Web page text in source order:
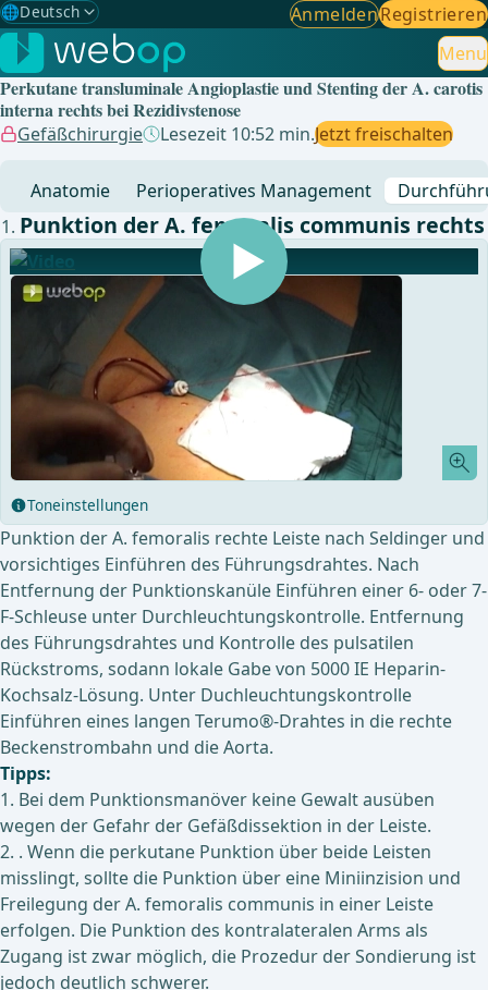
🌐Deutsch
Gewählte Sprache: Deutsch
🇩🇪 Deutsch ✓
🇬🇧English
🇪🇸Spanisch
🇧🇷Brasilianisch
AnmeldenRegistrieren
Menu
Perkutane transluminale Angioplastie und Stenting der A. carotis
interna rechts bei Rezidivstenose
Gefäßchirurgie Lesezeit 10:52 min.Jetzt freischalten
Anatomie Perioperatives Management
Punktion der A. femoralis communis rechts
Toneinstellungen
Punktion der A. femoralis rechte Leiste nach Seldinger und
vorsichtiges Einführen des Führungsdrahtes. Nach
Entfernung der Punktionskanüle Einführen einer 6- oder 7-
F-Schleuse unter Durchleuchtungskontrolle. Entfernung
des Führungsdrahtes und Kontrolle des pulsatilen
Rückstroms, sodann lokale Gabe von 5000 IE Heparin-
Kochsalz-Lösung. Unter Duchleuchtungskontrolle
Einführen eines langen Terumo®-Drahtes in die rechte
Beckenstrombahn und die Aorta.
Tipps:
1. Bei dem Punktionsmanöver keine Gewalt ausüben
wegen der Gefahr der Gefäßdissektion in der Leiste.
2. . Wenn die perkutane Punktion über beide Leisten
misslingt, sollte die Punktion über eine Miniinzision und
Freilegung der A. femoralis communis in einer Leiste
erfolgen. Die Punktion des kontralateralen Arms als
Zugang ist zwar möglich, die Prozedur der Sondierung ist
jedoch deutlich schwerer.